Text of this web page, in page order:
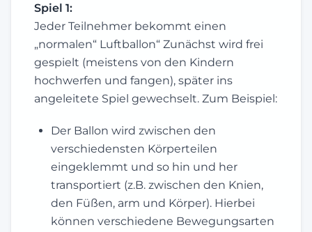
Spiel 1:
Jeder Teilnehmer bekommt einen
„normalen“ Luftballon“ Zunächst wird frei
gespielt (meistens von den Kindern
hochwerfen und fangen), später ins
angeleitete Spiel gewechselt. Zum Beispiel:
Der Ballon wird zwischen den
verschiedensten Körperteilen
eingeklemmt und so hin und her
transportiert (z.B. zwischen den Knien,
den Füßen, arm und Körper). Hierbei
können verschiedene Bewegungsarten